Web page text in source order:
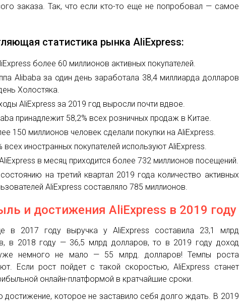
заказа. Так, что если кто-то еще не попробовал — самое
статистика рынка AliExpress:
более 60 миллионов активных покупателей.
Alibaba за один день заработала 38,4 миллиарда долларов
Холостяка.
AliExpress за 2019 год выросли почти вдвое.
принадлежит 58,2% всех розничных продаж в Китае.
150 миллионов человек сделали покупки на AliExpress.
всех иностранных покупателей используют AliExpress.
в месяц приходится более 732 миллионов посещений.
на третий квартал 2019 года количество активных
AliExpress составляло 785 миллионов.
и достижения AliExpress в 2019 году
в 2017 году выручка у AliExpress составила 23,1 млрд
в 2018 году — 36,5 млрд долларов, то в 2019 году доход
немного не мало — 55 млрд. долларов! Темпы роста
Если рост пойдет с такой скоростью, AliExpress станет
онлайн-платформой в кратчайшие сроки.
достижение, которое не заставило себя долго ждать. В 2019